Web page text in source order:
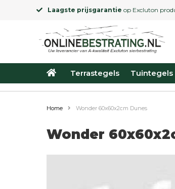
Laagste prijsgarantie op Excluton
Terrastegels Tuintegels
Home Wonder 60x60x2cm Dunes
Wonder